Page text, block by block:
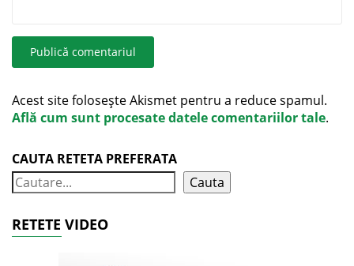
Acest site folosește Akismet pentru a reduce spamul.
Află cum sunt procesate datele comentariilor tale.
CAUTA RETETA PREFERATA
Cauta
RETETE VIDEO